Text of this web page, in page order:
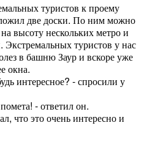
туристов к проему
две доски. По ним можно
высоту нескольких метро и
Экстремальных туристов у нас
в башню Заур и вскоре уже
окна.
интересное? - спросили у
- ответил он.
что это очень интересно и